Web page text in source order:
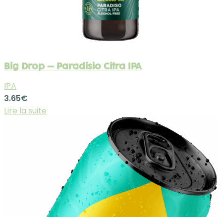
Big Drop – Paradisio Citra IPA
IPA
3.65€
Lire la suite